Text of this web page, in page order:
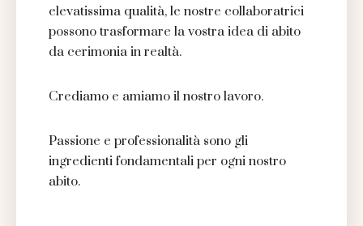
elevatissima qualità, le nostre collaboratrici
possono trasformare la vostra idea di abito
da cerimonia in realtà.
Crediamo e amiamo il nostro lavoro.
Passione e professionalità sono gli
ingredienti fondamentali per ogni nostro
abito.